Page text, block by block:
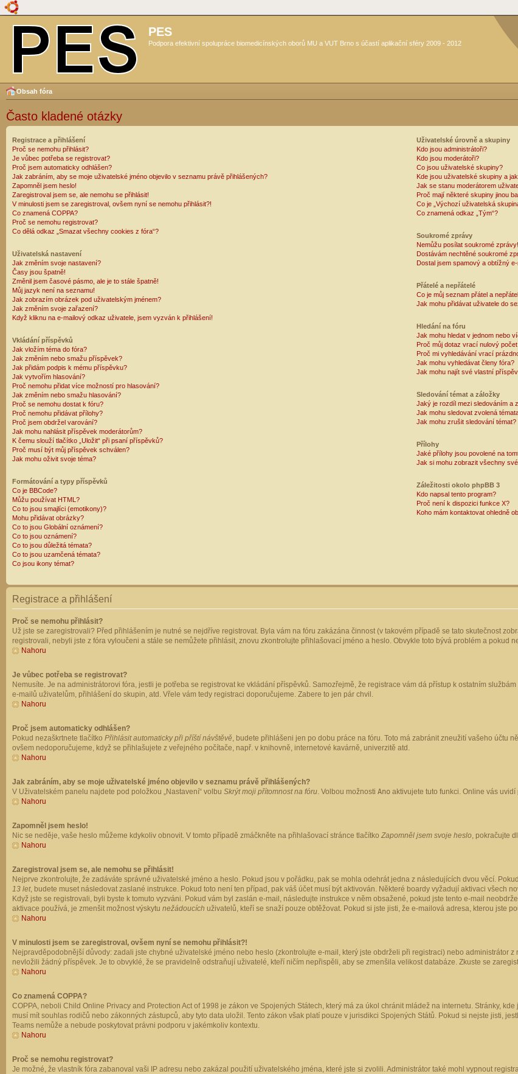
PES
Podpora efektivní spolupráce biomedicínských oborů MU a VUT Brno s účastí aplikační sféry 2009 - 2012
Obsah fóra
Často kladené otázky
Registrace a přihlášení
Proč se nemohu přihlásit?
Je vůbec potřeba se registrovat?
Proč jsem automaticky odhlášen?
Jak zabráním, aby se moje uživatelské jméno objevilo v seznamu právě přihlášených?
Zapomněl jsem heslo!
Zaregistroval jsem se, ale nemohu se přihlásit!
V minulosti jsem se zaregistroval, ovšem nyní se nemohu přihlásit?!
Co znamená COPPA?
Proč se nemohu registrovat?
Co dělá odkaz „Smazat všechny cookies z fóra“?
Uživatelská nastavení
Jak změním svoje nastavení?
Časy jsou špatně!
Změnil jsem časové pásmo, ale je to stále špatně!
Můj jazyk není na seznamu!
Jak zobrazím obrázek pod uživatelským jménem?
Jak změním svoje zařazení?
Když kliknu na e-mailový odkaz uživatele, jsem vyzván k přihlášení!
Vkládání příspěvků
Jak vložím téma do fóra?
Jak změním nebo smažu příspěvek?
Jak přidám podpis k mému příspěvku?
Jak vytvořím hlasování?
Proč nemohu přidat více možností pro hlasování?
Jak změním nebo smažu hlasování?
Proč se nemohu dostat k fóru?
Proč nemohu přidávat přílohy?
Proč jsem obdržel varování?
Jak mohu nahlásit příspěvek moderátorům?
K čemu slouží tlačítko „Uložit“ při psaní příspěvků?
Proč musí být můj příspěvek schválen?
Jak mohu oživit svoje téma?
Formátování a typy příspěvků
Co je BBCode?
Můžu používat HTML?
Co to jsou smajlíci (emotikony)?
Mohu přidávat obrázky?
Co to jsou Globální oznámení?
Co to jsou oznámení?
Co to jsou důležitá témata?
Co to jsou uzamčená témata?
Co jsou ikony témat?
Uživatelské úrovně a skupiny
Kdo jsou administrátoři?
Kdo jsou moderátoři?
Co jsou uživatelské skupiny?
Kde jsou uživatelské skupiny a
Jak se stanu moderátorem
Proč mají některé skupiny jinou
Co je „Výchozí uživatelská
Co znamená odkaz „Tým“?
Soukromé zprávy
Nemůžu posílat soukromé zprávy!
Dostávám nechtěné soukromé
Dostal jsem spamový a obtížný
Přátelé a nepřátelé
Co je můj seznam přátel a
Jak mohu přidávat uživatele do
Hledání na fóru
Jak mohu hledat v jednom nebo
Proč můj dotaz vrací nulový
Proč mi vyhledávání vrací
Jak mohu vyhledávat členy fóra?
Jak mohu najít své vlastní
Sledování témat a záložky
Jaký je rozdíl mezi sledováním a
Jak mohu sledovat zvolená
Jak mohu zrušit sledování témat?
Přílohy
Jaké přílohy jsou povolené na
Jak si mohu zobrazit všechny
Záležitosti okolo phpBB 3
Kdo napsal tento program?
Proč není k dispozici funkce X?
Koho mám kontaktovat ohledně
Registrace a přihlášení
Proč se nemohu přihlásit?
Už jste se zaregistrovali? Před přihlášením je nutné se nejdříve registrovat. Byla vám na fóru zakázána činnost (v takovém případě se tato skutečnost
registrovali, nebyli jste z fóra vyloučeni a stále se nemůžete přihlásit, znovu zkontrolujte přihlašovací jméno a heslo. Obvykle toto bývá problém a pokud
Nahoru
Je vůbec potřeba se registrovat?
Nemusíte. Je na administrátorovi fóra, jestli je potřeba se registrovat ke vkládání příspěvků. Samozřejmě, že registrace vám dá přístup k ostatním
e-mailů uživatelům, přihlášení do skupin, atd. Vřele vám tedy registraci doporučujeme. Zabere to jen pár chvil.
Nahoru
Proč jsem automaticky odhlášen?
Pokud nezaškrtnete tlačítko Přihlásit automaticky při příští návštěvě, budete přihlášeni jen po dobu práce na fóru. Toto má zabránit zneužití vašeho účtu
ovšem nedoporučujeme, když se přihlašujete z veřejného počítače, např. v knihovně, internetové kavárně, univerzitě atd.
Nahoru
Jak zabráním, aby se moje uživatelské jméno objevilo v seznamu právě přihlášených?
V Uživatelském panelu najdete pod položkou „Nastavení“ volbu Skrýt moji přítomnost na fóru. Volbou možnosti Ano aktivujete tuto funkci. Online vás
Nahoru
Zapomněl jsem heslo!
Nic se neděje, vaše heslo můžeme kdykoliv obnovit. V tomto případě zmáčkněte na přihlašovací stránce tlačítko Zapomněl jsem svoje heslo, pokračujte
Nahoru
Zaregistroval jsem se, ale nemohu se přihlásit!
Nejprve zkontrolujte, že zadáváte správné uživatelské jméno a heslo. Pokud jsou v pořádku, pak se mohla odehrát jedna z následujících dvou věcí.
13 let, budete muset následovat zaslané instrukce. Pokud toto není ten případ, pak váš účet musí být aktivován. Některé boardy vyžadují aktivaci všech
Když jste se registrovali, byli byste k tomuto vyzváni. Pokud vám byl zaslán e-mail, následujte instrukce v něm obsažené, pokud jste tento e-mail
aktivace používá, je zmenšit možnost výskytu nežádoucích uživatelů, kteří se snaží pouze obtěžovat. Pokud si jste jisti, že e-mailová adresa, kterou jste
Nahoru
V minulosti jsem se zaregistroval, ovšem nyní se nemohu přihlásit?!
Nejpravděpodobnější důvody: zadali jste chybné uživatelské jméno nebo heslo (zkontrolujte e-mail, který jste obdrželi při registraci) nebo administrátor
nevložili žádný příspěvek. Je to obvyklé, že se pravidelně odstraňují uživatelé, kteří ničím nepřispěli, aby se zmenšila velikost databáze. Zkuste se
Nahoru
Co znamená COPPA?
COPPA, neboli Child Online Privacy and Protection Act of 1998 je zákon ve Spojených Státech, který má za úkol chránit mládež na internetu. Stránky,
musí mít souhlas rodičů nebo zákonných zástupců, aby tyto data uložil. Tento zákon však platí pouze v jurisdikci Spojených Států. Pokud si nejste jisti,
Teams nemůže a nebude poskytovat právni podporu v jakémkoliv kontextu.
Nahoru
Proč se nemohu registrovat?
Je možné, že vlastník fóra zabanoval vaši IP adresu nebo zakázal použití uživatelského jména, které jste si zvolili. Administrátor také mohl vypnout